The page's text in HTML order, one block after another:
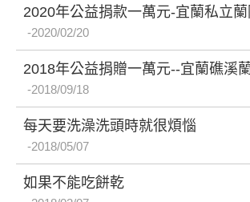
2020年公益捐款一萬元-宜蘭私立
2020/02/20
2018年公益捐贈一萬元--宜蘭礁溪
2018/09/18
每天要洗澡洗頭時就很煩惱
2018/05/07
如果不能吃餅乾